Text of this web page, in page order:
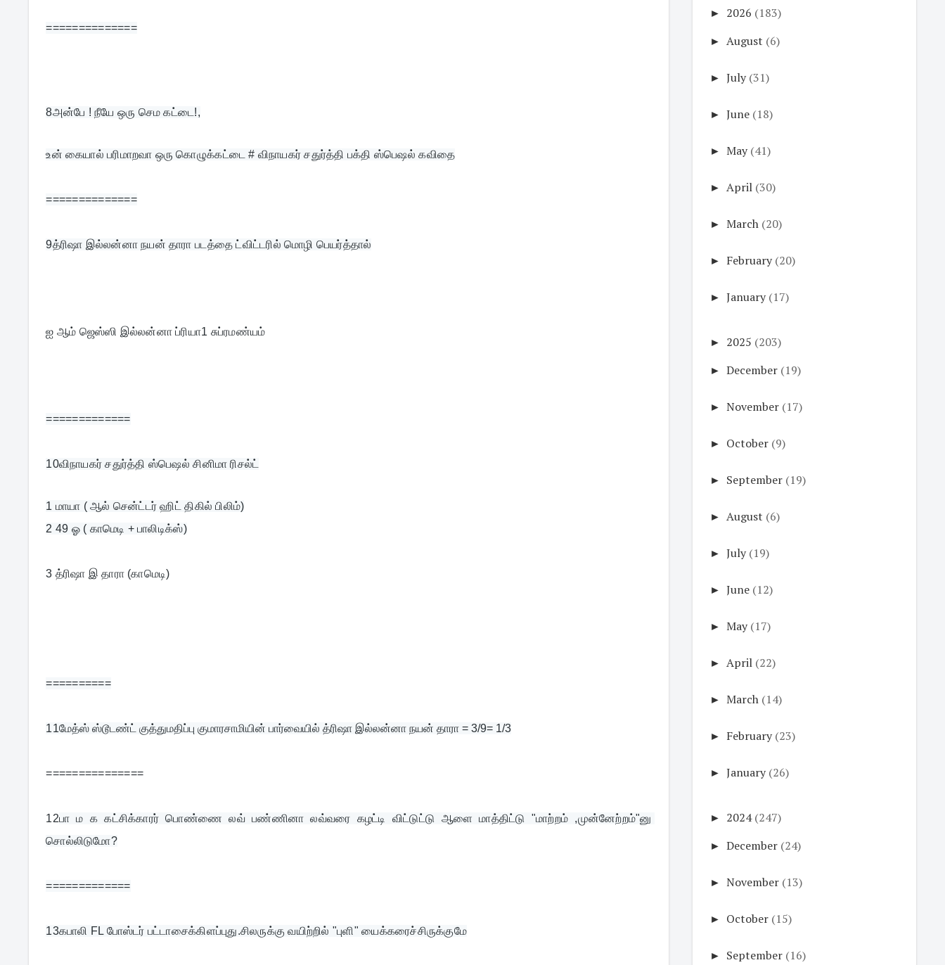
==============
8அன்பே ! நீயே ஒரு செம கட்டை!,
உன் கையால் பரிமாறவா ஒரு கொழுக்கட்டை # விநாயகர் சதுர்த்தி பக்தி ஸ்பெஷல் கவிதை
==============
9த்ரிஷா இல்லன்னா நயன் தாரா படத்தை ட்விட்டரில் மொழி பெயர்த்தால்
ஐ ஆம் ஜெஸ்ஸி இல்லன்னா ப்ரியா1 சுப்ரமண்யம்
=============
10விநாயகர் சதுர்த்தி ஸ்பெஷல் சினிமா ரிசல்ட்
1 மாயா ( ஆல் சென்ட்டர் ஹிட் திகில் பிலிம்)
2 49 ஓ ( காமெடி + பாலிடிக்ஸ்)
3 த்ரிஷா இ தாரா (காமெடி)
==========
11மேத்ஸ் ஸ்டூடண்ட் குத்துமதிப்பு குமாரசாமியின் பார்வையில் த்ரிஷா இல்லன்னா நயன் தாரா = 3/9= 1/3
===============
12பா ம க கட்சிக்காரர் பொண்ணை லவ் பண்ணினா லவ்வரை கழட்டி விட்டுட்டு ஆளை மாத்திட்டு "மாற்றம் ,முன்னேற்றம்"னு
சொல்லிடுமோ?
=============
13கபாலி FL போஸ்டர் பட்டாசைக்கிளப்புது.சிலருக்கு வயிற்றில் "புளி" யைக்கரைச்சிருக்குமே
► 2026 (183)
► August (6)
► July (31)
► June (18)
► May (41)
► April (30)
► March (20)
► February (20)
► January (17)
► 2025 (203)
► December (19)
► November (17)
► October (9)
► September (19)
► August (6)
► July (19)
► June (12)
► May (17)
► April (22)
► March (14)
► February (23)
► January (26)
► 2024 (247)
► December (24)
► November (13)
► October (15)
► September (16)